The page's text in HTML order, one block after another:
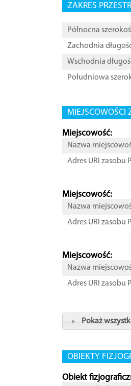
ZAKRES
Północna
Zachodnia
Wschodnia
Południowa
MIEJSCOWOŚCI
Miejscowość:
Nazwa
Adres URI zasobu
Miejscowość:
Nazwa
Adres URI zasobu
Miejscowość:
Nazwa
Adres URI zasobu
Pokaż
OBIEKTY
Obiekt